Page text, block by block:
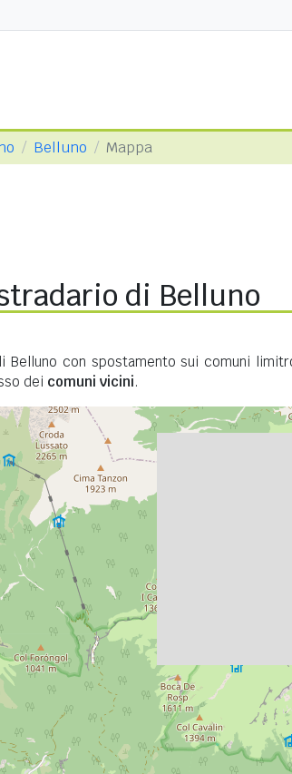
Belluno Mappa
di Belluno
Belluno con spostamento sui comuni
dei comuni vicini.